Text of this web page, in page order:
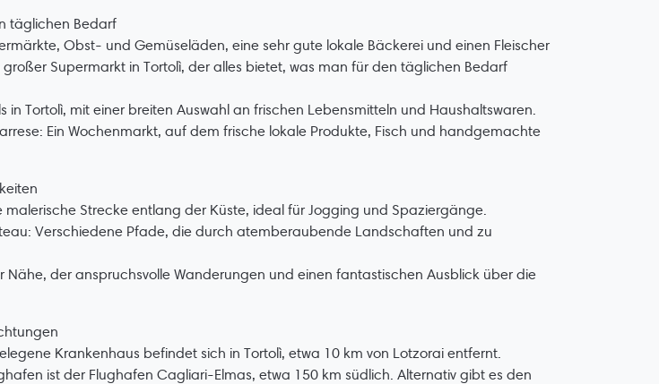
täglichen Bedarf
Obst- und Gemüseläden, eine sehr gute lokale Bäckerei und einen Fleischer
Supermarkt in Tortolì, der alles bietet, was man für den täglichen Bedarf
in Tortolì, mit einer breiten Auswahl an frischen Lebensmitteln und Haushaltswaren.
Ein Wochenmarkt, auf dem frische lokale Produkte, Fisch und handgemachte
malerische Strecke entlang der Küste, ideal für Jogging und Spaziergänge.
Verschiedene Pfade, die durch atemberaubende Landschaften und zu
Nähe, der anspruchsvolle Wanderungen und einen fantastischen Ausblick über die
Krankenhaus befindet sich in Tortolì, etwa 10 km von Lotzorai entfernt.
ist der Flughafen Cagliari-Elmas, etwa 150 km südlich. Alternativ gibt es den